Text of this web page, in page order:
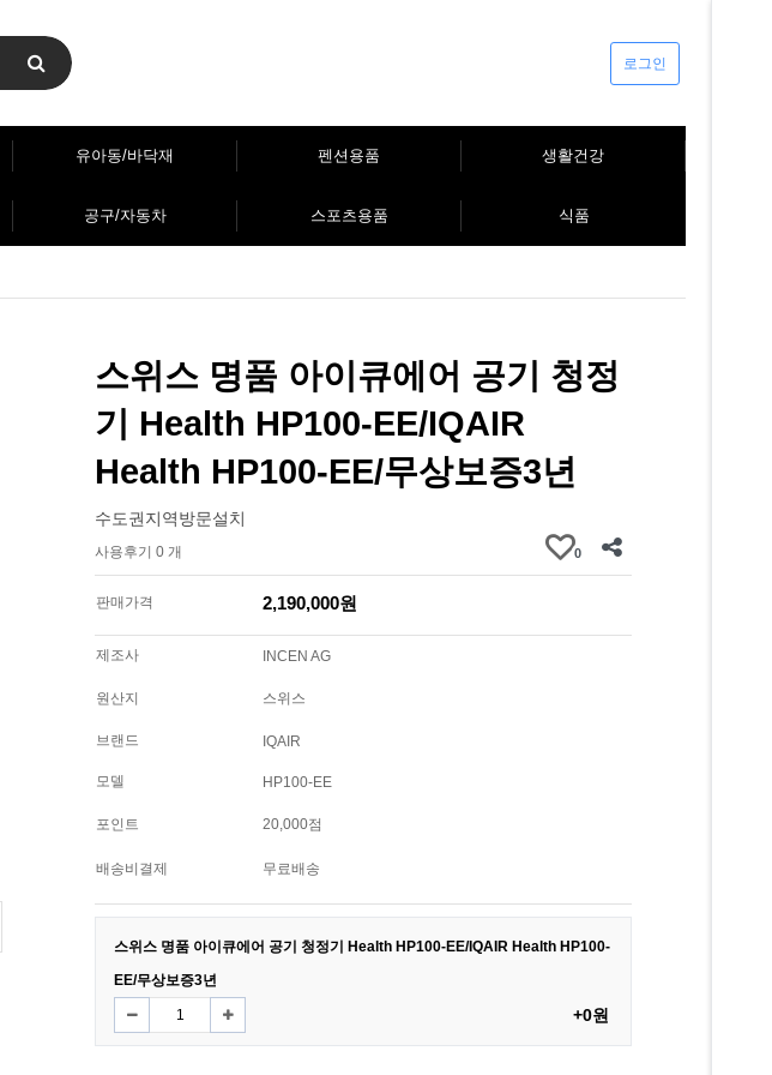
로그인
유아동/바닥재 펜션용품 생활건강
공구/자동차 스포츠용품 식품
스위스 명품 아이큐에어 공기 청정
기 Health HP100-EE/IQAIR
Health HP100-EE/무상보증3년
수도권지역방문설치
사용후기 0 개 0
판매가격 2,190,000원
제조사 INCEN AG
원산지 스위스
브랜드 IQAIR
모델 HP100-EE
포인트 20,000점
배송비결제 무료배송
스위스 명품 아이큐에어 공기 청정기 Health HP100-EE/IQAIR Health HP100-
EE/무상보증3년
+0원